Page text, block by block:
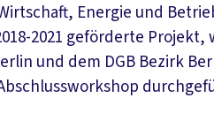
Energie und
2021 geförderte Projekt,
und dem DGB Bezirk